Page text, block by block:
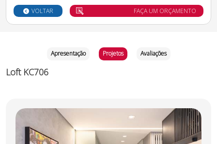
VOLTAR FAÇA UM ORÇAMENTO
Apresentação Projetos Avaliações
Loft KC706